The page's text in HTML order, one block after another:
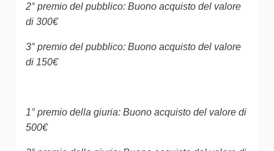
2° premio del pubblico: Buono acquisto del valore
di 300€
3° premio del pubblico: Buono acquisto del valore
di 150€
1° premio della giuria: Buono acquisto del valore di
500€